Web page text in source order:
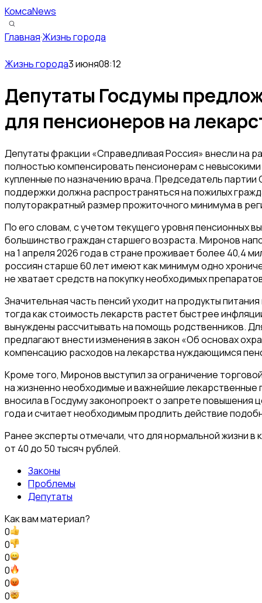
КомсаNews
Главная·Жизнь города
Жизнь города3 июня08:12
Депутаты Госдумы
для пенсионеров на
Депутаты фракции «Справедливая Россия» внесли на
полностью компенсировать пенсионерам с
купленные по назначению врача. Председатель
поддержки должна распространяться на пожилых
полуторакратный размер прожиточного минимума в
По его словам, с учетом текущего уровня пенсионных
большинство граждан старшего возраста. Миронов
на 1 апреля 2026 года в стране проживает более 40,4
россиян старше 60 лет имеют как минимум одно
не хватает средств на покупку необходимых
Значительная часть пенсий уходит на продукты
тогда как стоимость лекарств растет быстрее
вынуждены рассчитывать на помощь родственников.
предлагают внести изменения в закон «Об основах
компенсацию расходов на лекарства нуждающимся
Кроме того, Миронов выступил за ограничение
на жизненно необходимые и важнейшие
вносила в Госдуму законопроект о запрете повышения
года и считает необходимым продлить действие
Ранее эксперты отмечали, что для нормальной жизни
от 40 до 50 тысяч рублей.
Законы
Проблемы
Депутаты
Как вам материал?
0
0
0
0
0
0